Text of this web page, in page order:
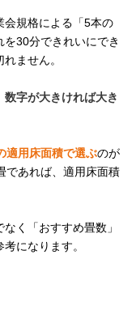
会規格による「5本の
30分できれいにでき
ません。
字が大きければ大き
適用床面積で選ぶのが
であれば、適用床面積
く「おすすめ畳数」
になります。